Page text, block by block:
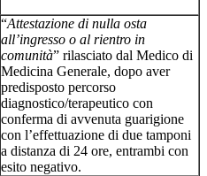
“Attestazione di nulla osta
all’ingresso o al rientro in
comunità” rilasciato dal Medico di
Medicina Generale, dopo aver
predisposto percorso
diagnostico/terapeutico con
conferma di avvenuta guarigione
con l’effettuazione di due tamponi
a distanza di 24 ore, entrambi con
esito negativo.